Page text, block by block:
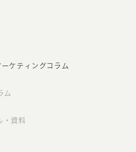
ーケティングコラム
ム
・資料